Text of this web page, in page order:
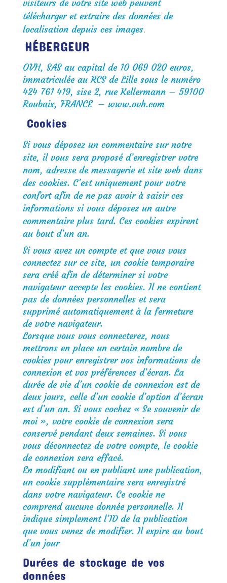
visiteurs de votre site web peuvent
télécharger et extraire des données de
localisation depuis ces images.
HÉBERGEUR
OVH, SAS au capital de 10 069 020 euros,
immatriculée au RCS de Lille sous le numéro
424 761 419, sise 2, rue Kellermann – 59100
Roubaix, FRANCE – www.ovh.com
Cookies
Si vous déposez un commentaire sur notre
site, il vous sera proposé d’enregistrer votre
nom, adresse de messagerie et site web dans
des cookies. C’est uniquement pour votre
confort afin de ne pas avoir à saisir ces
informations si vous déposez un autre
commentaire plus tard. Ces cookies expirent
au bout d’un an.
Si vous avez un compte et que vous vous
connectez sur ce site, un cookie temporaire
sera créé afin de déterminer si votre
navigateur accepte les cookies. Il ne contient
pas de données personnelles et sera
supprimé automatiquement à la fermeture
de votre navigateur.
Lorsque vous vous connecterez, nous
mettrons en place un certain nombre de
cookies pour enregistrer vos informations de
connexion et vos préférences d’écran. La
durée de vie d’un cookie de connexion est de
deux jours, celle d’un cookie d’option d’écran
est d’un an. Si vous cochez « Se souvenir de
moi », votre cookie de connexion sera
conservé pendant deux semaines. Si vous
vous déconnectez de votre compte, le cookie
de connexion sera effacé.
En modifiant ou en publiant une publication,
un cookie supplémentaire sera enregistré
dans votre navigateur. Ce cookie ne
comprend aucune donnée personnelle. Il
indique simplement l’ID de la publication
que vous venez de modifier. Il expire au bout
d’un jour
Durées de stockage de vos
données